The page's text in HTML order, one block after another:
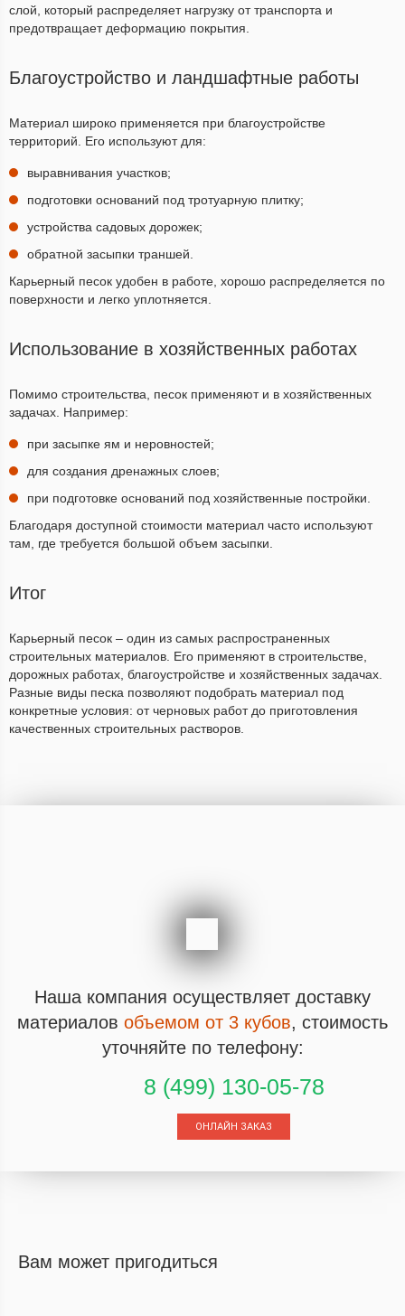
слой, который распределяет нагрузку от транспорта и
предотвращает деформацию покрытия.
Благоустройство и ландшафтные работы
Материал широко применяется при благоустройстве
территорий. Его используют для:
выравнивания участков;
подготовки оснований под тротуарную плитку;
устройства садовых дорожек;
обратной засыпки траншей.
Карьерный песок удобен в работе, хорошо распределяется по
поверхности и легко уплотняется.
Использование в хозяйственных работах
Помимо строительства, песок применяют и в хозяйственных
задачах. Например:
при засыпке ям и неровностей;
для создания дренажных слоев;
при подготовке оснований под хозяйственные постройки.
Благодаря доступной стоимости материал часто используют
там, где требуется большой объем засыпки.
Итог
Карьерный песок – один из самых распространенных
строительных материалов. Его применяют в строительстве,
дорожных работах, благоустройстве и хозяйственных задачах.
Разные виды песка позволяют подобрать материал под
конкретные условия: от черновых работ до приготовления
качественных строительных растворов.
Наша компания осуществляет доставку
материалов объемом от 3 кубов, стоимость
уточняйте по телефону:
8 (499) 130-05-78
ОНЛАЙН ЗАКАЗ
Вам может пригодиться